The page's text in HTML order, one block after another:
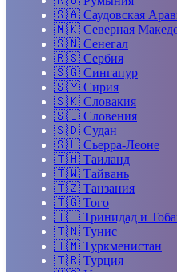
🇸🇦 Саудовская
🇲🇰 Северная
🇸🇳 Сенегал
🇷🇸 Сербия
🇸🇬 Сингапур
🇸🇾 Сирия
🇸🇰 Словакия
🇸🇮 Словения
🇸🇩 Судан
🇸🇱 Сьерра-Леоне
🇹🇭 Таиланд
🇹🇼 Тайвань
🇹🇿 Танзания
🇹🇬 Того
🇹🇹 Тринидад и
🇹🇳 Тунис
🇹🇲 Туркменистан
🇹🇷 Турция